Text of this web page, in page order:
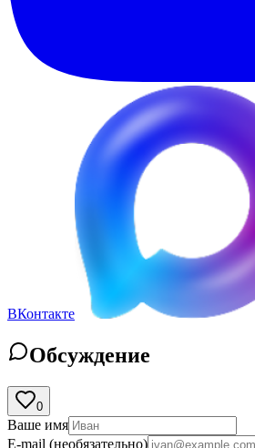
ВКонтакте
Обсуждение
0
Ваше имя
E-mail (необязательно)